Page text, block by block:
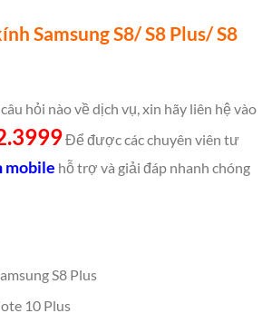
Samsung S8/ S8 Plus/ S8
hỏi nào về dịch vụ, xin hãy liên hệ vào
Để được các chuyên viên tư
mobile hỗ trợ và giải đáp nhanh chóng
S8 Plus
10 Plus